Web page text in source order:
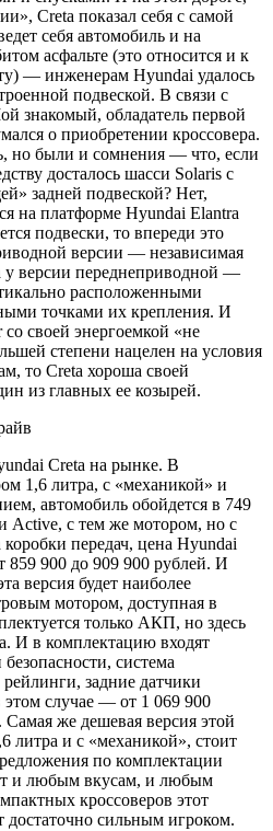
Creta показал себя с самой
себя автомобиль и на
асфальте (это относится и к
— инженерам Hyundai удалось
подвеской. В связи с
знакомый, обладатель первой
о приобретении кроссовера.
но были и сомнения — что, если
досталось шасси Solaris с
задней подвеской? Нет,
на платформе Hyundai Elantra
подвески, то впереди это
версии — независимая
у версии переднеприводной —
расположенными
точками их крепления. И
своей энергоемкой «не
степени нацелен на условия
то Creta хороша своей
из главных ее козырей.
Creta на рынке. В
1,6 литра, с «механикой» и
автомобиль обойдется в 749
Active, с тем же мотором, но с
передач, цена Hyundai
859 900 до 909 900 рублей. И
версия будет наиболее
мотором, доступная в
только АКП, но здесь
И в комплектацию входят
система
задние датчики
случае — от 1 069 900
же дешевая версия этой
литра и с «механикой», стоит
по комплектации
и любым вкусам, и любым
кроссоверов этот
достаточно сильным игроком.